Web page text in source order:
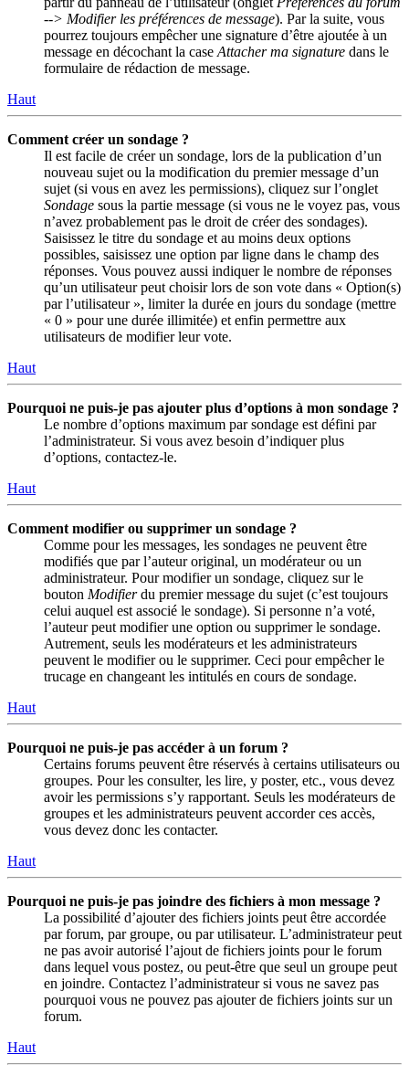
--> Modifier les préférences de message). Par la suite, vous
pourrez toujours empêcher une signature d’être ajoutée à un
message en décochant la case Attacher ma signature dans le
formulaire de rédaction de message.
Haut
Comment créer un sondage ?
Il est facile de créer un sondage, lors de la publication d’un
nouveau sujet ou la modification du premier message d’un
sujet (si vous en avez les permissions), cliquez sur l’onglet
Sondage sous la partie message (si vous ne le voyez pas, vous
n’avez probablement pas le droit de créer des sondages).
Saisissez le titre du sondage et au moins deux options
possibles, saisissez une option par ligne dans le champ des
réponses. Vous pouvez aussi indiquer le nombre de réponses
qu’un utilisateur peut choisir lors de son vote dans « Option(s)
par l’utilisateur », limiter la durée en jours du sondage (mettre
« 0 » pour une durée illimitée) et enfin permettre aux
utilisateurs de modifier leur vote.
Haut
Pourquoi ne puis-je pas ajouter plus d’options à mon sondage ?
Le nombre d’options maximum par sondage est défini par
l’administrateur. Si vous avez besoin d’indiquer plus
d’options, contactez-le.
Haut
Comment modifier ou supprimer un sondage ?
Comme pour les messages, les sondages ne peuvent être
modifiés que par l’auteur original, un modérateur ou un
administrateur. Pour modifier un sondage, cliquez sur le
bouton Modifierdu premier message du sujet (c’est toujours
celui auquel est associé le sondage). Si personne n’a voté,
l’auteur peut modifier une option ou supprimer le sondage.
Autrement, seuls les modérateurs et les administrateurs
peuvent le modifier ou le supprimer. Ceci pour empêcher le
trucage en changeant les intitulés en cours de sondage.
Haut
Pourquoi ne puis-je pas accéder à un forum ?
Certains forums peuvent être réservés à certains utilisateurs ou
groupes. Pour les consulter, les lire, y poster, etc., vous devez
avoir les permissions s’y rapportant. Seuls les modérateurs de
groupes et les administrateurs peuvent accorder ces accès,
vous devez donc les contacter.
Haut
Pourquoi ne puis-je pas joindre des fichiers à mon message ?
La possibilité d’ajouter des fichiers joints peut être accordée
par forum, par groupe, ou par utilisateur. L’administrateur peut
ne pas avoir autorisé l’ajout de fichiers joints pour le forum
dans lequel vous postez, ou peut-être que seul un groupe peut
en joindre. Contactez l’administrateur si vous ne savez pas
pourquoi vous ne pouvez pas ajouter de fichiers joints sur un
forum.
Haut